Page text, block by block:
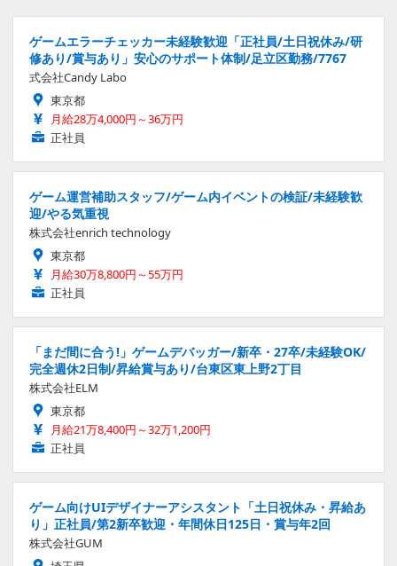
ゲームエラーチェッカー未経験歓迎「正社員/土日祝休み/研
修あり/賞与あり」安心のサポート体制/足立区勤務/7767
式会社Candy Labo
東京都
月給28万4,000円～36万円
正社員
ゲーム運営補助スタッフ/ゲーム内イベントの検証/未経験歓
迎/やる気重視
株式会社enrich technology
東京都
月給30万8,800円～55万円
正社員
「まだ間に合う!」ゲームデバッガー/新卒・27卒/未経験OK/
完全週休2日制/昇給賞与あり/台東区東上野2丁目
株式会社ELM
東京都
月給21万8,400円～32万1,200円
正社員
ゲーム向けUIデザイナーアシスタント「土日祝休み・昇給あ
り」正社員/第2新卒歓迎・年間休日125日・賞与年2回
株式会社GUM